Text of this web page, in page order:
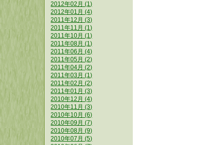
2012年02月 (1)
2012年01月 (4)
2011年12月 (3)
2011年11月 (1)
2011年10月 (1)
2011年08月 (1)
2011年06月 (4)
2011年05月 (2)
2011年04月 (2)
2011年03月 (1)
2011年02月 (2)
2011年01月 (3)
2010年12月 (4)
2010年11月 (3)
2010年10月 (6)
2010年09月 (7)
2010年08月 (9)
2010年07月 (5)